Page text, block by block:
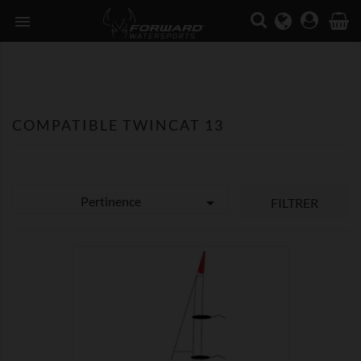

COMPATIBLE TWINCAT 13
Pertinence  FILTRER